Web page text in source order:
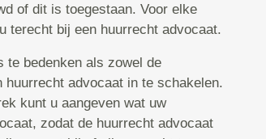
of dit is toegestaan. Voor elke
terecht bij een huurrecht advocaat.
te bedenken als zowel de
advocaat in te schakelen.
kunt u aangeven wat uw
zodat de huurrecht advocaat